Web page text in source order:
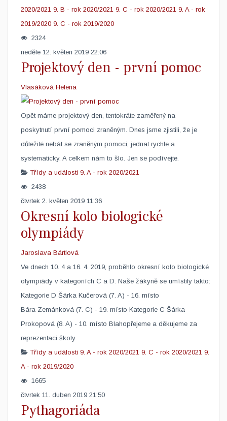
2020/2021 9. B - rok 2020/2021 9. C - rok 2020/2021 9. A - rok
2019/2020 9. C - rok 2019/2020
2324
neděle 12. květen 2019 22:06
Projektový den - první pomoc
Vlasáková Helena
​Opět máme projektový den, tentokráte zaměřený na
poskytnutí první pomoci zraněným. Dnes jsme zjistili, že je
důležité nebát se zraněným pomoci, jednat rychle a
systematicky. A celkem nám to šlo. Jen se podívejte.
Třídy a události 9. A - rok 2020/2021
2438
čtvrtek 2. květen 2019 11:36
Okresní kolo biologické
olympiády
Jaroslava Bártlová
Ve dnech 10. 4 a 16. 4. 2019, proběhlo okresní kolo biologické
olympiády v kategoriích C a D. Naše žákyně se umístily takto:
Kategorie D Šárka Kučerová (7. A) - 16. místo
Bára Zemánková (7. C) - 19. místo Kategorie C Šárka
Prokopová (8. A) - 10. místo Blahopřejeme a děkujeme za
reprezentaci školy.
Třídy a události 9. A - rok 2020/2021 9. C - rok 2020/2021 9.
A - rok 2019/2020
1665
čtvrtek 11. duben 2019 21:50
Pythagoriáda